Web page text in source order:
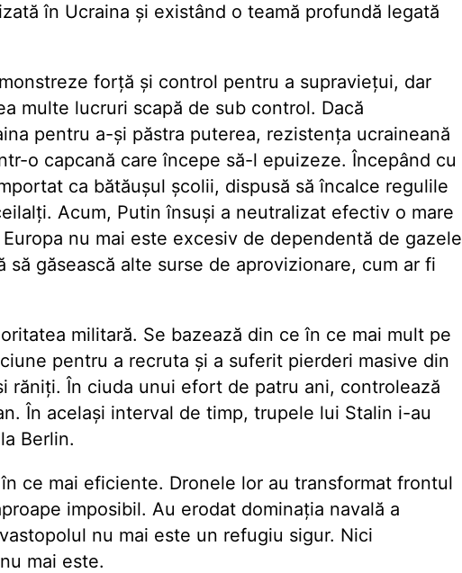
în Ucraina și existând o teamă profundă legată
forță și control pentru a supraviețui, dar
multe lucruri scapă de sub control. Dacă
pentru a-și păstra puterea, rezistența ucraineană
o capcană care începe să-l epuizeze. Începând cu
ca bătăușul școlii, dispusă să încalce regulile
Acum, Putin însuși a neutralizat efectiv o mare
nu mai este excesiv de dependentă de gazele
găsească alte surse de aprovizionare, cum ar fi
militară. Se bazează din ce în ce mai mult pe
pentru a recruta și a suferit pierderi masive din
răniți. În ciuda unui efort de patru ani, controlează
În același interval de timp, trupele lui Stalin i-au
Berlin.
ce mai eficiente. Dronele lor au transformat frontul
imposibil. Au erodat dominația navală a
nu mai este un refugiu sigur. Nici
mai este.